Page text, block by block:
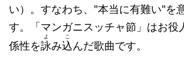
い）。すなわち、"本当に有難い"を
す。「マンガニスッチャ節」はお役
係性を詠
よ
み込
こ
んだ歌曲です。